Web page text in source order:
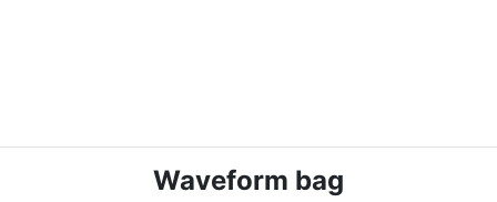
Waveform bag